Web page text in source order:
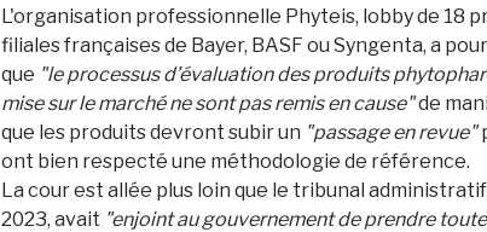
L'organisation professionnelle Phyteis, lobby de 18
filiales françaises de Bayer, BASF ou Syngenta, a
que "le processus d’évaluation des produits
mise sur le marché ne sont pas remis en cause"de
que les produits devront subir un "passage en revue"
ont bien respecté une méthodologie de référence.
La cour est allée plus loin que le tribunal
2023, avait "enjoint au gouvernement de prendre